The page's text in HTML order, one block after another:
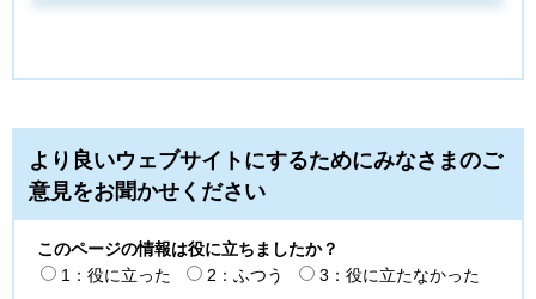
より良いウェブサイトにするためにみなさまのご
意見をお聞かせください
このページの情報は役に立ちましたか？
1：役に立った
2：ふつう
3：役に立たなかった